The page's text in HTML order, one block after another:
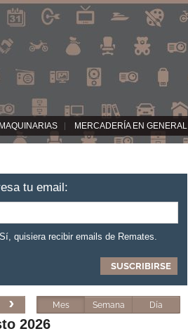
MERCADERÍA EN GENERAL
tu email:
Sí, quisiera recibir emails de Remates.
Mes Semana Día
2026